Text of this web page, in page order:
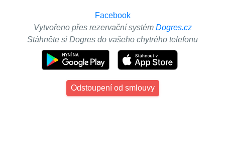
Facebook
Vytvořeno přes rezervační systém Dogres.cz
Stáhněte si Dogres do vašeho chytrého telefonu
Odstoupení od smlouvy